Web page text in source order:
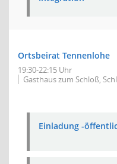
Ortsbeirat Tennenlohe
19:30-22:15 Uhr
Gasthaus zum Schloß,
Einladung -